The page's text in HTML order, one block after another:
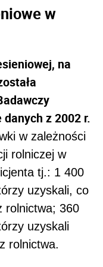
w
na
z 2002 r.
w zależności
rolniczej w
tj.: 1 400
uzyskali, co
rolnictwa; 360
uzyskali
rolnictwa.